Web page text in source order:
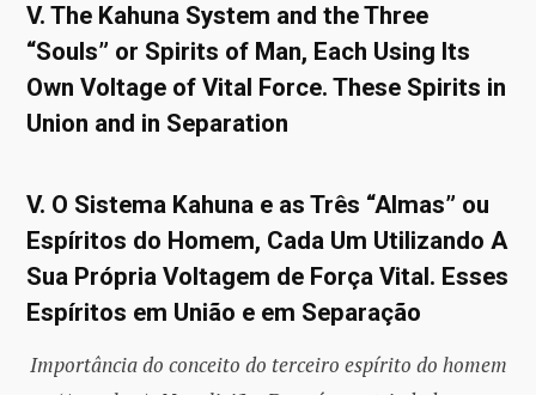
V. The Kahuna System and the Three
“Souls” or Spirits of Man, Each Using Its
Own Voltage of Vital Force. These Spirits in
Union and in Separation
V. O Sistema Kahuna e as Três “Almas” ou
Espíritos do Homem, Cada Um Utilizando A
Sua Própria Voltagem de Força Vital. Esses
Espíritos em União e em Separação
Importância do conceito do terceiro espírito do homem